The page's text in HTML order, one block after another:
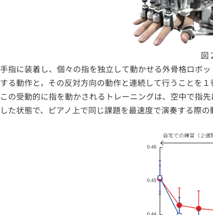
図
手指に装着し、個々の指を独立して動かせる外骨格ロボ
する動作と，その反対方向の動作と連続して行うことを
この受動的に指を動かされるトレーニングは、空中で指
した状態で、ピアノ上で同じ課題を最速度で演奏する際